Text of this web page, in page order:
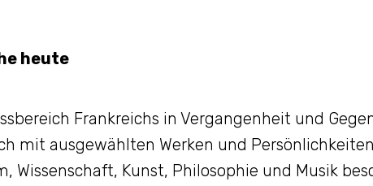
heute
Frankreichs in Vergangenheit und
mit ausgewählten Werken und
Wissenschaft, Kunst, Philosophie und Musik